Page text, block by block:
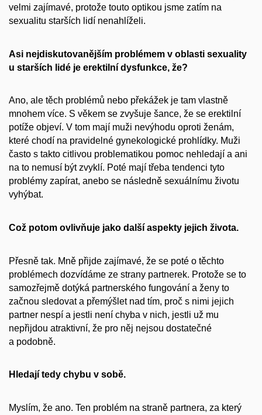
velmi zajímavé, protože touto optikou jsme zatím na
sexualitu starších lidí nenahlíželi.
Asi nejdiskutovanějším problémem v oblasti sexuality
u starších lidé je erektilní dysfunkce, že?
Ano, ale těch problémů nebo překážek je tam vlastně
mnohem více. S věkem se zvyšuje šance, že se erektilní
potíže objeví. V tom mají muži nevýhodu oproti ženám,
které chodí na pravidelné gynekologické prohlídky. Muži
často s takto citlivou problematikou pomoc nehledají a ani
na to nemusí být zvyklí. Poté mají třeba tendenci tyto
problémy zapírat, anebo se následně sexuálnímu životu
vyhýbat.
Což potom ovlivňuje jako další aspekty jejich života.
Přesně tak. Mně přijde zajímavé, že se poté o těchto
problémech dozvídáme ze strany partnerek. Protože se to
samozřejmě dotýká partnerského fungování a ženy to
začnou sledovat a přemýšlet nad tím, proč s nimi jejich
partner nespí a jestli není chyba v nich, jestli už mu
nepřijdou atraktivní, že pro něj nejsou dostatečné
a podobně.
Hledají tedy chybu v sobě.
Myslím, že ano. Ten problém na straně partnera, za který